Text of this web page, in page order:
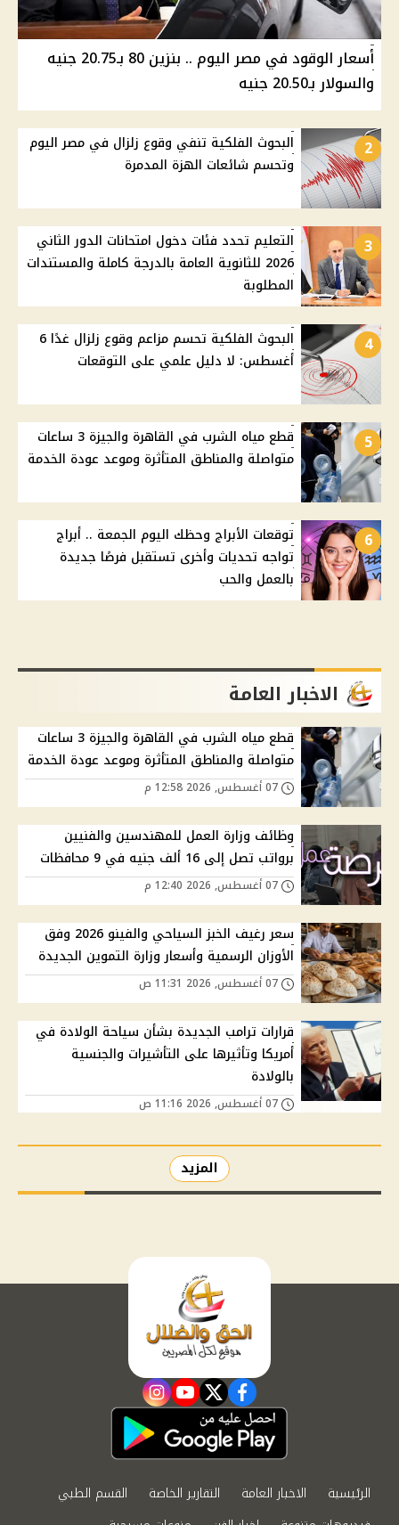
أسعار الوقود في مصر اليوم .. بنزين 80 بـ20.75 جنيه
والسولار بـ20.50 جنيه
2
البحوث الفلكية تنفي وقوع زلزال في مصر اليوم
وتحسم شائعات الهزة المدمرة
3
التعليم تحدد فئات دخول امتحانات الدور الثاني
2026 للثانوية العامة بالدرجة كاملة والمستندات
المطلوبة
4
البحوث الفلكية تحسم مزاعم وقوع زلزال غدًا 6
أغسطس: لا دليل علمي على التوقعات
5
قطع مياه الشرب في القاهرة والجيزة 3 ساعات
متواصلة والمناطق المتأثرة وموعد عودة الخدمة
6
توقعات الأبراج وحظك اليوم الجمعة .. أبراج
تواجه تحديات وأخرى تستقبل فرصًا جديدة
بالعمل والحب
الاخبار العامة
قطع مياه الشرب في القاهرة والجيزة 3 ساعات
متواصلة والمناطق المتأثرة وموعد عودة الخدمة
وظائف وزارة العمل للمهندسين والفنيين
برواتب تصل إلى 16 ألف جنيه في 9 محافظات
سعر رغيف الخبز السياحي والفينو 2026 وفق
الأوزان الرسمية وأسعار وزارة التموين الجديدة
قرارات ترامب الجديدة بشأن سياحة الولادة في
أمريكا وتأثيرها على التأشيرات والجنسية
بالولادة
المزيد
facebook
twitter
youtube
instagram
الرئيسية الاخبار العامة التقارير الخاصة
القسم الطبي